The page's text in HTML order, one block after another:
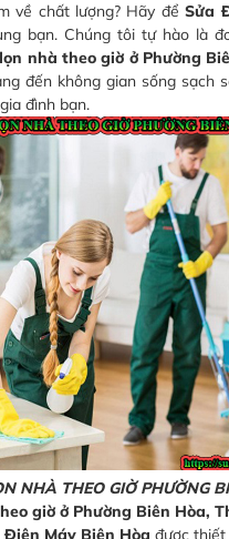
về chất lượng? Hãy đểSửa
bạn. Chúng tôi tự hào là
nhà theo giờ ở Phường
đến không gian sống sạch
đình bạn.
NHÀ THEO GIỜ PHƯỜNG
giờ ở Phường Biên Hòa,